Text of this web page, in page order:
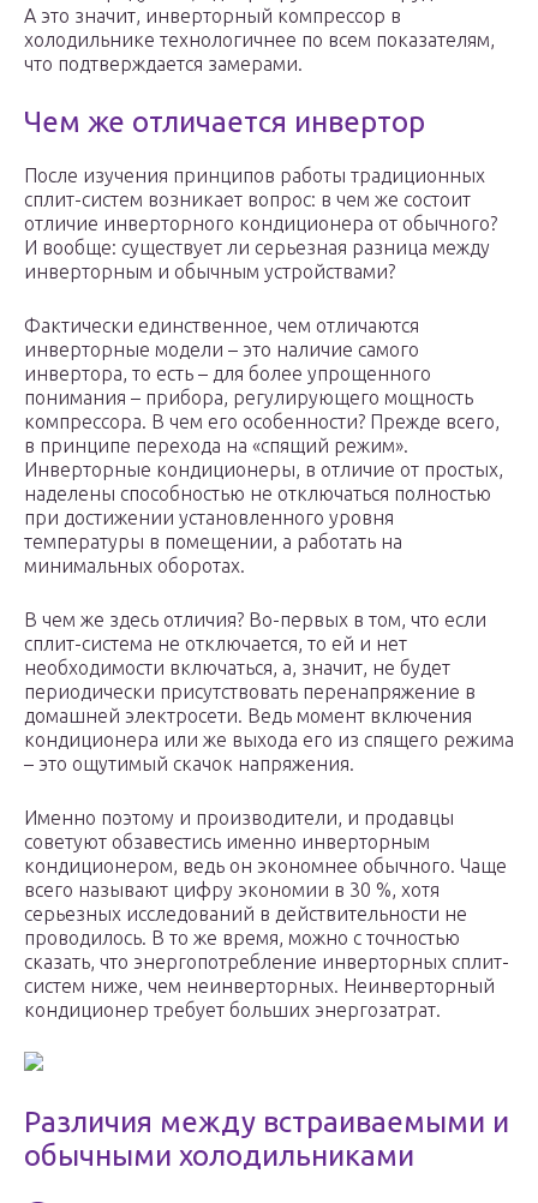
А это значит, инверторный компрессор в
холодильнике технологичнее по всем показателям,
что подтверждается замерами.
Чем же отличается инвертор
После изучения принципов работы традиционных
сплит-систем возникает вопрос: в чем же состоит
отличие инверторного кондиционера от обычного?
И вообще: существует ли серьезная разница между
инверторным и обычным устройствами?
Фактически единственное, чем отличаются
инверторные модели – это наличие самого
инвертора, то есть – для более упрощенного
понимания – прибора, регулирующего мощность
компрессора. В чем его особенности? Прежде всего,
в принципе перехода на «спящий режим».
Инверторные кондиционеры, в отличие от простых,
наделены способностью не отключаться полностью
при достижении установленного уровня
температуры в помещении, а работать на
минимальных оборотах.
В чем же здесь отличия? Во-первых в том, что если
сплит-система не отключается, то ей и нет
необходимости включаться, а, значит, не будет
периодически присутствовать перенапряжение в
домашней электросети. Ведь момент включения
кондиционера или же выхода его из спящего режима
– это ощутимый скачок напряжения.
Именно поэтому и производители, и продавцы
советуют обзавестись именно инверторным
кондиционером, ведь он экономнее обычного. Чаще
всего называют цифру экономии в 30 %, хотя
серьезных исследований в действительности не
проводилось. В то же время, можно с точностью
сказать, что энергопотребление инверторных сплит-
систем ниже, чем неинверторных. Неинверторный
кондиционер требует больших энергозатрат.
Различия между встраиваемыми и
обычными холодильниками